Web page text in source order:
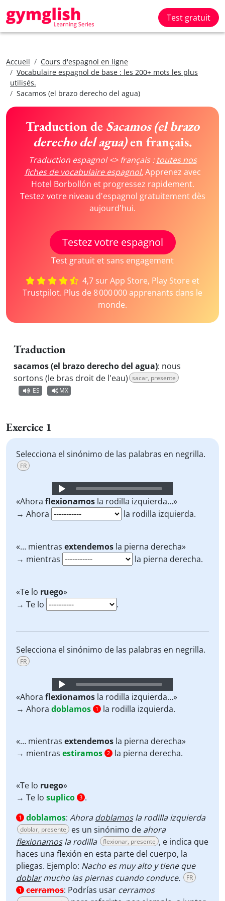
Test gratuit
Accueil
Cours d'espagnol en ligne
Vocabulaire espagnol de base : les 200+ mots les plus
utilisés.
Sacamos (el brazo derecho del agua)
Traduction de Sacamos (el brazo
derecho del agua)en français.
Traduction espagnol <> français : toutes nos
fiches de vocabulaire espagnol.Apprenez avec
Hotel Borbollón et progressez rapidement.
Testez votre niveau d'espagnol gratuitement dès
aujourd'hui.
Testez votre espagnol
Test gratuit et sans engagement
4,7 sur App Store, Play Store et
Trustpilot. Plus de 8 000 000 apprenants dans le
monde.
Traduction
sacamos (el brazo derecho del agua): nous
sortons (le bras droit de l'eau) sacar, presente
ES
MX
Exercice 1
Selecciona el sinónimo de las palabras en negrilla.
FR
Audio
Player
«Ahora flexionamos la rodilla izquierda…»
→ Ahora
la rodilla izquierda.
«… mientras extendemos la pierna derecha»
→ mientras
la pierna derecha.
«Te lo ruego»
→ Te lo
.
Selecciona el sinónimo de las palabras en negrilla.
FR
Audio
Player
«Ahora flexionamos la rodilla izquierda…»
→ Ahora doblamos 1 la rodilla izquierda.
«… mientras extendemos la pierna derecha»
→ mientras estiramos 2 la pierna derecha.
«Te lo ruego»
→ Te lo suplico 3 .
1 doblamos: Ahoradoblamosla rodilla izquierda
doblar, presente es un sinónimo de ahora
flexionamosla rodilla flexionar, presente , e indica que
haces una flexión en esta parte del cuerpo, la
pliegas. Ejemplo: Nacho es muy alto y tiene que
doblarmucho las piernas cuando conduce. FR
1 cerramos: Podrías usar cerramos